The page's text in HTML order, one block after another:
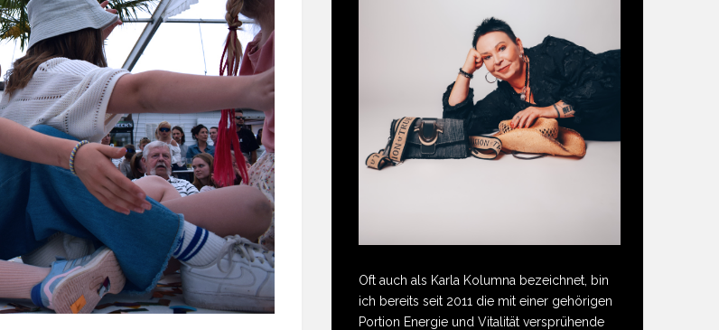
Oft auch als Karla Kolumna bezeichnet, bin
ich bereits seit 2011 die mit einer gehörigen
Portion Energie und Vitalität versprühende